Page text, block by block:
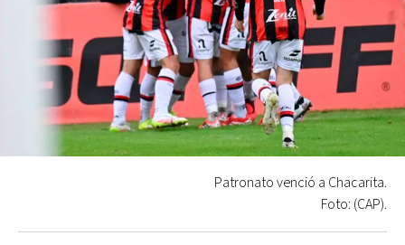
Patronato venció a Chacarita.
Foto: (CAP).